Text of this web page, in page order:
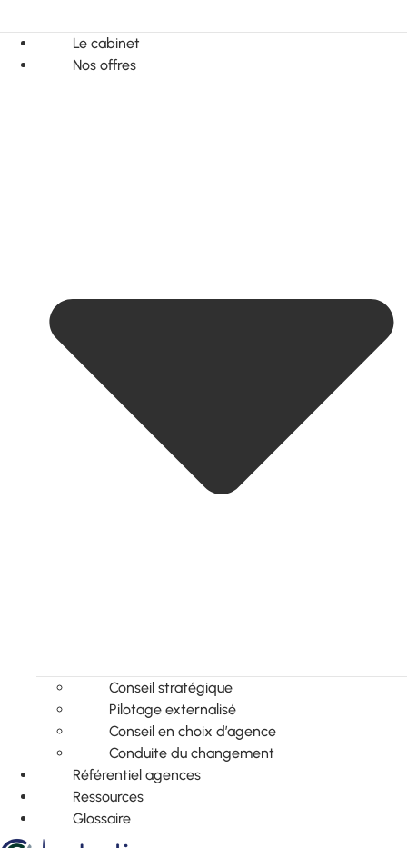
Le cabinet
Nos offres
Conseil stratégique
Pilotage externalisé
Conseil en choix d’agence
Conduite du changement
Référentiel agences
Ressources
Glossaire